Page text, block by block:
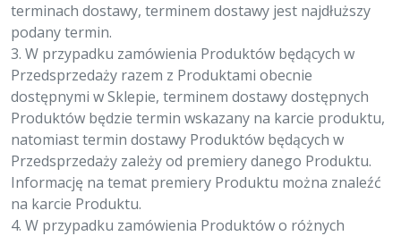
terminach dostawy, terminem dostawy jest najdłuższy
podany termin.
3. W przypadku zamówienia Produktów będących w
Przedsprzedaży razem z Produktami obecnie
dostępnymi w Sklepie, terminem dostawy dostępnych
Produktów będzie termin wskazany na karcie produktu,
natomiast termin dostawy Produktów będących w
Przedsprzedaży zależy od premiery danego Produktu.
Informację na temat premiery Produktu można znaleźć
na karcie Produktu.
4. W przypadku zamówienia Produktów o różnych